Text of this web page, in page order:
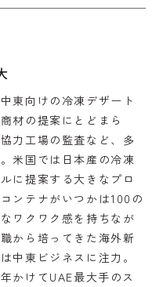
東向けの冷凍デザート
材の提案にとどまら
力工場の監査など、多
米国では日本産の冷凍
に提案する大きなプロ
ンテナがいつかは100の
ワクワク感を持ちなが
から培ってきた海外新
中東ビジネスに注力。
かけてUAE最大手のス